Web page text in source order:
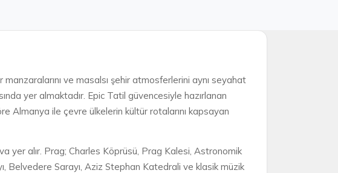
manzaralarını ve masalsı şehir atmosferlerini aynı seyahat
yer almaktadır. Epic Tatil güvencesiyle hazırlanan
Almanya ile çevre ülkelerin kültür rotalarını kapsayan
yer alır. Prag; Charles Köprüsü, Prag Kalesi, Astronomik
Belvedere Sarayı, Aziz Stephan Katedrali ve klasik müzik